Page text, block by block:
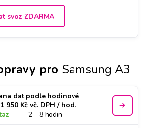
svoz ZDARMA
pro Samsung A3
dat podle hodinové
950 Kč vč. DPH / hod.
2 - 8 hodin